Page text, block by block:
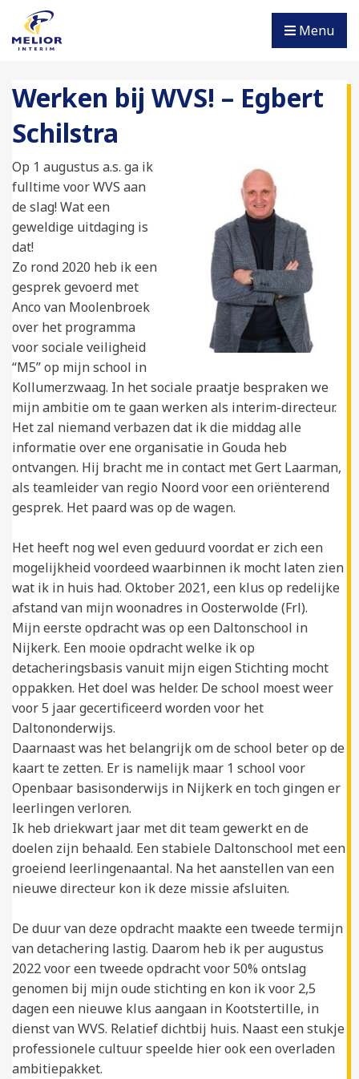
Menu
Werken bij WVS! – Egbert
Schilstra
Op 1 augustus a.s. ga ik
fulltime voor WVS aan
de slag! Wat een
geweldige uitdaging is
dat!
Zo rond 2020 heb ik een
gesprek gevoerd met
Anco van Moolenbroek
over het programma
voor sociale veiligheid
“M5” op mijn school in
Kollumerzwaag. In het sociale praatje bespraken we
mijn ambitie om te gaan werken als interim-directeur.
Het zal niemand verbazen dat ik die middag alle
informatie over ene organisatie in Gouda heb
ontvangen. Hij bracht me in contact met Gert Laarman,
als teamleider van regio Noord voor een oriënterend
gesprek. Het paard was op de wagen.
Het heeft nog wel even geduurd voordat er zich een
mogelijkheid voordeed waarbinnen ik mocht laten zien
wat ik in huis had. Oktober 2021, een klus op redelijke
afstand van mijn woonadres in Oosterwolde (Frl).
Mijn eerste opdracht was op een Daltonschool in
Nijkerk. Een mooie opdracht welke ik op
detacheringsbasis vanuit mijn eigen Stichting mocht
oppakken. Het doel was helder. De school moest weer
voor 5 jaar gecertificeerd worden voor het
Daltononderwijs.
Daarnaast was het belangrijk om de school beter op de
kaart te zetten. Er is namelijk maar 1 school voor
Openbaar basisonderwijs in Nijkerk en toch gingen er
leerlingen verloren.
Ik heb driekwart jaar met dit team gewerkt en de
doelen zijn behaald. Een stabiele Daltonschool met een
groeiend leerlingenaantal. Na het aanstellen van een
nieuwe directeur kon ik deze missie afsluiten.
De duur van deze opdracht maakte een tweede termijn
van detachering lastig. Daarom heb ik per augustus
2022 voor een tweede opdracht voor 50% ontslag
genomen bij mijn oude stichting en kon ik voor 2,5
dagen een nieuwe klus aangaan in Kootstertille, in
dienst van WVS. Relatief dichtbij huis. Naast een stukje
professionele cultuur speelde hier ook een overladen
ambitiepakket.